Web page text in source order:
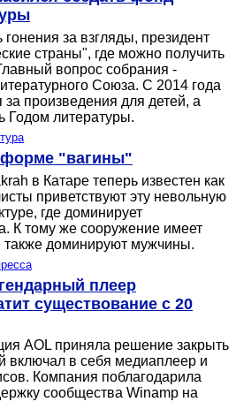
за взгляды, президент
страны", где можно получить
вопрос собрания -
Союза. С 2014 года
за произведения для детей, а
Годом литературы.
"вагины"
в Катаре теперь известен как
приветствуют эту невольную
где доминирует
К тому же сооружение имеет
также доминируют мужчины.
плеер
существование с 20
AOL приняла решение закрыть
включал в себя медиаплеер и
Компания поблагодарила
сообщества Winamp на